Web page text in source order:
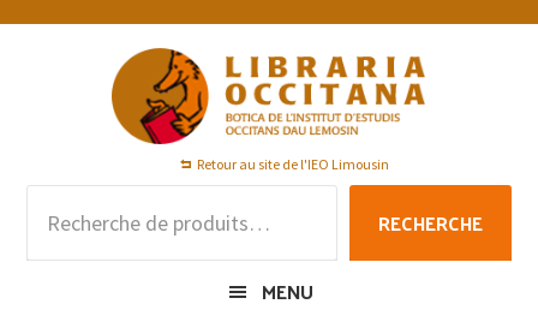
Passer
Passer
Passer
Retour au site de l'IEO Limousin
pour :
RECHERCHE
MENU